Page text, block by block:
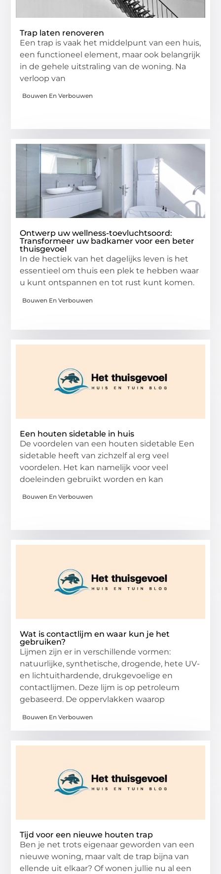
Trap laten renoveren
Een trap is vaak het middelpunt van een huis,
een functioneel element, maar ook belangrijk
in de gehele uitstraling van de woning. Na
verloop van
Bouwen En Verbouwen
Ontwerp uw wellness-toevluchtsoord:
Transformeer uw badkamer voor een beter
thuisgevoel
In de hectiek van het dagelijks leven is het
essentieel om thuis een plek te hebben waar
u kunt ontspannen en tot rust kunt komen.
Bouwen En Verbouwen
Een houten sidetable in huis
De voordelen van een houten sidetable Een
sidetable heeft van zichzelf al erg veel
voordelen. Het kan namelijk voor veel
doeleinden gebruikt worden en kan
Bouwen En Verbouwen
Wat is contactlijm en waar kun je het
gebruiken?
Lijmen zijn er in verschillende vormen:
natuurlijke, synthetische, drogende, hete UV-
en lichtuithardende, drukgevoelige en
contactlijmen. Deze lijm is op petroleum
gebaseerd. De oppervlakken waarop
Bouwen En Verbouwen
Tijd voor een nieuwe houten trap
Ben je net trots eigenaar geworden van een
nieuwe woning, maar valt de trap bijna van
ellende uit elkaar? Of wonen jullie nu al een